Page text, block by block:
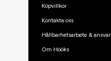
Köpvillkor
Kontakta oss
Hållbarhetsarbete & ansvar
Om Hööks